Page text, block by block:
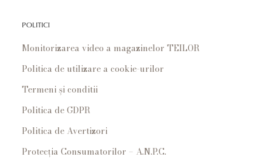
POLITICI
Monitorizarea video a magazinelor TEILOR
Politica de utilizare a cookie-urilor
Termeni și conditii
Politica de GDPR
Politica de Avertizori
Protecția Consumatorilor – A.N.P.C.